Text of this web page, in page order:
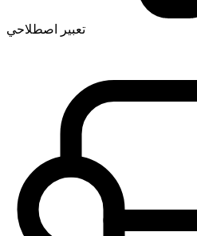
تعبير اصطلاحي